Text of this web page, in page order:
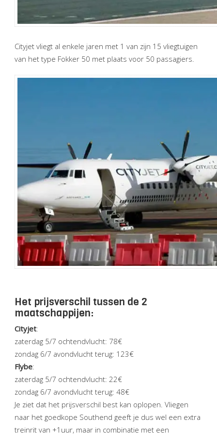
Cityjet vliegt al enkele jaren met 1 van zijn 15 vliegtuigen
van het type Fokker 50 met plaats voor 50 passagiers.
Het prijsverschil tussen de 2
maatschappijen:
Cityjet:
zaterdag 5/7 ochtendvlucht: 78€
zondag 6/7 avondvlucht terug: 123€
Flybe:
zaterdag 5/7 ochtendvlucht: 22€
zondag 6/7 avondvlucht terug: 48€
Je ziet dat het prijsverschil best kan oplopen. Vliegen
naar het goedkope Southend geeft je dus wel een extra
treinrit van +1uur, maar in combinatie met een